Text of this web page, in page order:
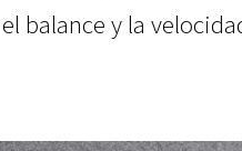
balance y la